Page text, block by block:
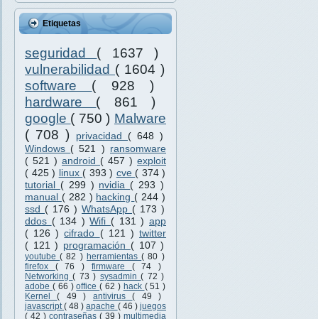
Etiquetas
seguridad ( 1637 )
vulnerabilidad ( 1604 )
software ( 928 )
hardware ( 861 )
google ( 750 ) Malware
( 708 )
privacidad ( 648 )
Windows ( 521 ) ransomware
( 521 ) android ( 457 ) exploit
( 425 ) linux ( 393 ) cve ( 374 )
tutorial ( 299 ) nvidia ( 293 )
manual ( 282 ) hacking ( 244 )
ssd ( 176 ) WhatsApp ( 173 )
ddos ( 134 )Wifi ( 131 ) app
( 126 )cifrado ( 121 )twitter
( 121 ) programación ( 107 )
youtube( 82 ) herramientas( 80 )
firefox ( 76 ) firmware ( 74 )
Networking( 73 ) sysadmin( 72 )
adobe ( 66 )office( 62 ) hack ( 51 )
Kernel( 49 ) antivirus( 49 )
javascript( 48 )apache ( 46 ) juegos
( 42 ) contraseñas ( 39 ) multimedia